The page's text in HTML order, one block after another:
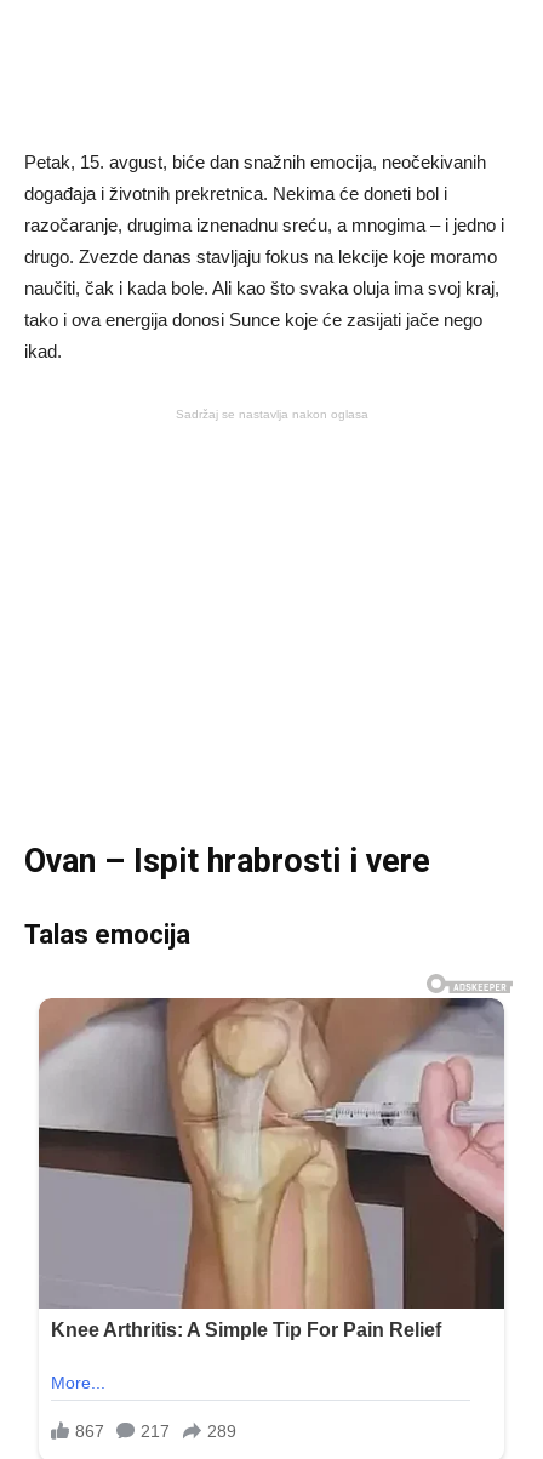
Petak, 15. avgust, biće dan snažnih emocija, neočekivanih
događaja i životnih prekretnica. Nekima će doneti bol i
razočaranje, drugima iznenadnu sreću, a mnogima – i jedno i
drugo. Zvezde danas stavljaju fokus na lekcije koje moramo
naučiti, čak i kada bole. Ali kao što svaka oluja ima svoj kraj,
tako i ova energija donosi Sunce koje će zasijati jače nego
ikad.
Sadržaj se nastavlja nakon oglasa
Ovan – Ispit hrabrosti i vere
Talas emocija